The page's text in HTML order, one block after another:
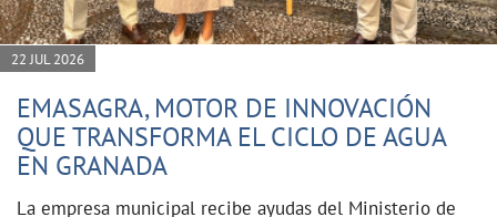
22 JUL 2026
EMASAGRA, MOTOR DE INNOVACIÓN
QUE TRANSFORMA EL CICLO DE AGUA
EN GRANADA
La empresa municipal recibe ayudas del Ministerio de